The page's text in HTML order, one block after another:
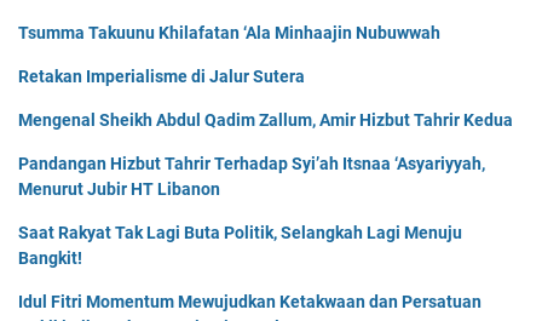
Tsumma Takuunu Khilafatan ‘Ala Minhaajin Nubuwwah
Retakan Imperialisme di Jalur Sutera
Mengenal Sheikh Abdul Qadim Zallum, Amir Hizbut Tahrir Kedua
Pandangan Hizbut Tahrir Terhadap Syi’ah Itsnaa ‘Asyariyyah,
Menurut Jubir HT Libanon
Saat Rakyat Tak Lagi Buta Politik, Selangkah Lagi Menuju
Bangkit!
Idul Fitri Momentum Mewujudkan Ketakwaan dan Persatuan